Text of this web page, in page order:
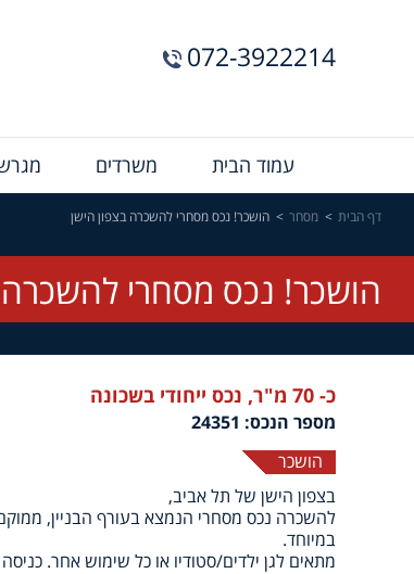
072-3922214
עמוד הבית משרדים
דף הבית מסחר הושכר! נכס מסחרי להשכרה בצפון הישן
הושכר! נכס מסחרי להשכרה
כ- 70 מ"ר, נכס ייחודי בשכונה
מספר הנכס: 24351
הושכר
בצפון הישן של תל אביב,
להשכרה נכס מסחרי הנמצא בעורף הבניין,
במיוחד.
מתאים לגן ילדים/סטודיו או כל שימוש אחר. כניסה